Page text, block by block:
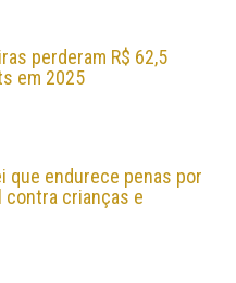
perderam R$ 62,5
em 2025
que endurece penas por
contra crianças e